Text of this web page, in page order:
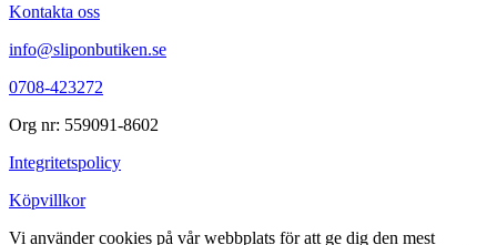
Kontakta oss
info@sliponbutiken.se
0708-423272
Org nr: 559091-8602
Integritetspolicy
Köpvillkor
Vi använder cookies på vår webbplats för att ge dig den mest